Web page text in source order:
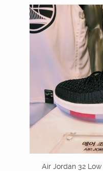
Air Jordan 32 Low